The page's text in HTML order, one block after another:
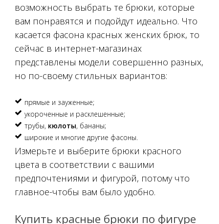
возможность выбрать те брюки, которые
вам понравятся и подойдут идеально. Что
касается фасона красных женских брюк, то
сейчас в интернет-магазинах
представлены модели совершенно разных,
но по-своему стильных вариантов:
прямые и зауженные;
укороченные и расклешенные;
трубы, кюлоты, бананы;
широкие и многие другие фасоны.
Измерьте и выберите брюки красного
цвета в соответствии с вашими
предпочтениями и фигурой, потому что
главное-чтобы вам было удобно.
Купить красные брюки по фигуре